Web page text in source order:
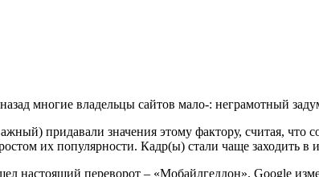
назад многие владельцы сайтов мало-: неграмотный
придавали значения этому фактору, считая, что
их популярности. Кадр(ы) стали чаще заходить в
настоящий переворот – «Мобайлгеддон». Google